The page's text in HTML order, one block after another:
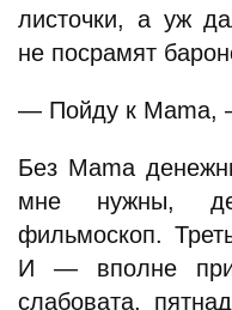
листочки, а уж
не посрамят
— Пойду к Mama,
Без Mama
мне нужны,
фильмоскоп.
И — вполне
слабовата,